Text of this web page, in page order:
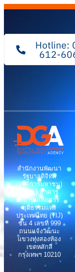
Hotline:
612-
สำนักงานพัฒนา
รัฐบาลดิจิทัล
(องค์การมหาชน)
(สพร.) อาคาร
สถาบันเพื่อการ
ยุติธรรมแห่ง
ประเทศไทย (TIJ)
ชั้น 4 เลขที่ 999
ถนนแจ้งวัฒนะ
แขวงทุ่งสองห้อง
เขตหลักสี่
กรุงเทพฯ 10210